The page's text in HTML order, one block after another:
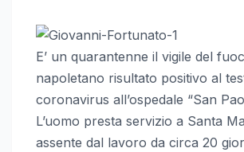
E’ un quarantenne il vigile del
napoletano risultato positivo al
coronavirus all’ospedale “San
L’uomo presta servizio a Santa
assente dal lavoro da circa 20